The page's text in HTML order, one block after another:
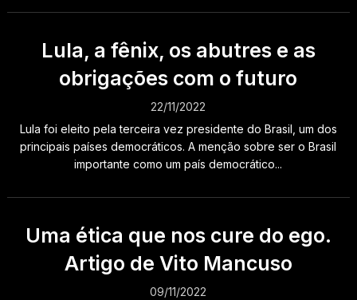
Lula, a fênix, os abutres e as
obrigações com o futuro
22/11/2022
Lula foi eleito pela terceira vez presidente do Brasil, um dos
principais países democráticos. A menção sobre ser o Brasil
importante como um país democrático...
Uma ética que nos cure do ego.
Artigo de Vito Mancuso
09/11/2022